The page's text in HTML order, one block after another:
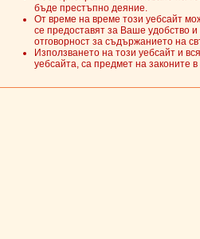
бъде престъпно деяние.
От време на време този уебсайт
се предоставят за Ваше удобство
отговорност за съдържанието на
Използването на този уебсайт и
уебсайта, са предмет на законите